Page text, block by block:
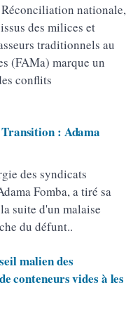
nationale,
des milices et
traditionnels au
(FAMa) marque un
conflits
: Adama
des syndicats
Fomba, a tiré sa
suite d'un malaise
du défunt..
malien des
conteneurs vides à les